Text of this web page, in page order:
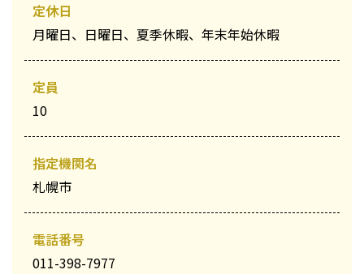
定休日
月曜日、日曜日、夏季休暇、年末年始休暇
定員
10
指定機関名
札幌市
電話番号
011-398-7977